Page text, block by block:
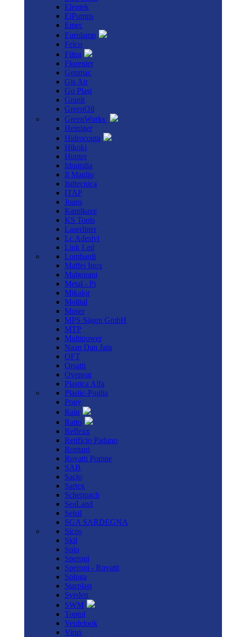
Elentek
ElPumps
Emec
Eurolamp
Felco
Filtra
Florenter
Genmac
Gis Air
Go Plast
Granit
GreenOil
GreenWorks
Heiniger
Hidroconta
Hikoki
Hunter
Idraitalia
Il Maglio
Italtecnica
ITAP
Joans
Kamikaze
KS Tools
Laserliner
Lc Adesivi
Link Led
Lombardi
Maffei Inox
Malgorani
Metal - Pi
Mikalor
Molital
Moser
MPS Sägen GmbH
MTP
Multipower
Naan Dan Jain
OFT
Orsatti
Oveneat
Plastica Alfa
Plastic-Puglia
Pony
Rain
Ratto
Reflexx
Retificio Padano
Rontani
Rovatti Pompe
SAB
Sacto
Sartex
Scheppach
SeaLand
Selsil
SGA SARDEGNA
Sicos
Skil
Solo
Speroni
Speroni - Rovatti
Spluga
Starplast
Sveden
SWM
Toptul
Verdelook
Virax